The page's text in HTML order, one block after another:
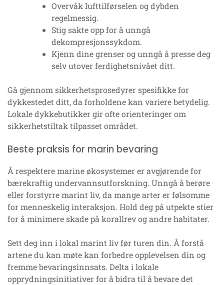
Overvåk lufttilførselen og dybden
regelmessig.
Stig sakte opp for å unngå
dekompresjonssykdom.
Kjenn dine grenser og unngå å presse deg
selv utover ferdighetsnivået ditt.
Gå gjennom sikkerhetsprosedyrer spesifikke for
dykkestedet ditt, da forholdene kan variere betydelig.
Lokale dykkebutikker gir ofte orienteringer om
sikkerhetstiltak tilpasset området.
Beste praksis for marin bevaring
Å respektere marine økosystemer er avgjørende for
bærekraftig undervannsutforskning. Unngå å berøre
eller forstyrre marint liv, da mange arter er følsomme
for menneskelig interaksjon. Hold deg på utpekte stier
for å minimere skade på korallrev og andre habitater.
Sett deg inn i lokal marint liv før turen din. Å forstå
artene du kan møte kan forbedre opplevelsen din og
fremme bevaringsinnsats. Delta i lokale
opprydningsinitiativer for å bidra til å bevare det